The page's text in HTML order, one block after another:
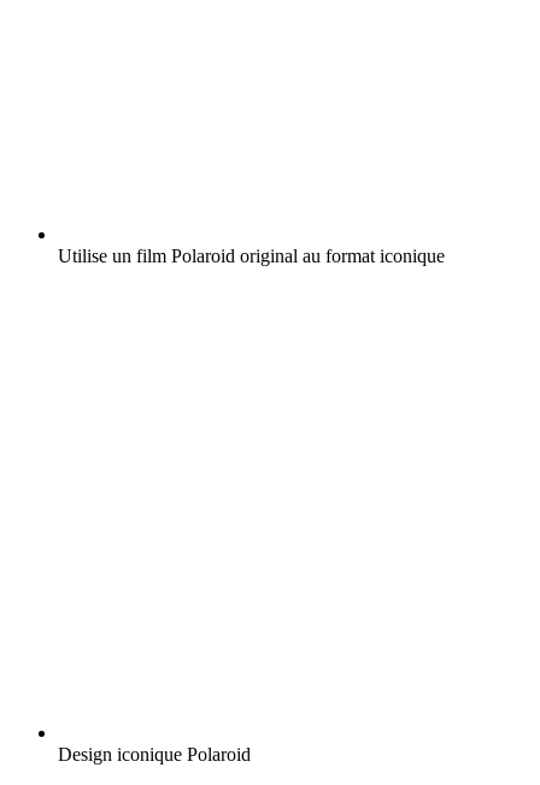
Utilise un film Polaroid original au format iconique
Design iconique Polaroid